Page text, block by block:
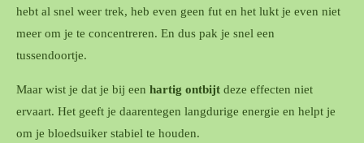
hebt al snel weer trek, heb even geen fut en het lukt je even niet
meer om je te concentreren. En dus pak je snel een
tussendoortje.
Maar wist je dat je bij een hartig ontbijt deze effecten niet
ervaart. Het geeft je daarentegen langdurige energie en helpt je
om je bloedsuiker stabiel te houden.